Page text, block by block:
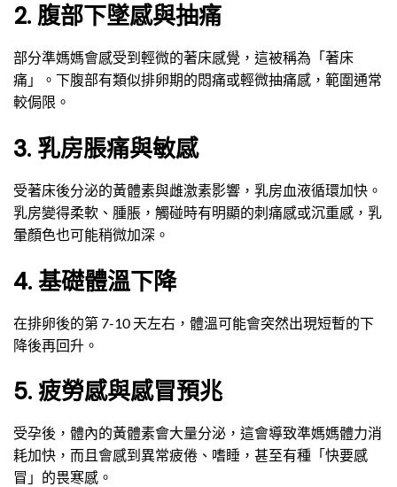
2. 腹部下墜感與抽痛
部分準媽媽會感受到輕微的著床感覺，這被稱為「著床
痛」。下腹部有類似排卵期的悶痛或輕微抽痛感，範圍通常
較侷限。
3. 乳房脹痛與敏感
受著床後分泌的黃體素與雌激素影響，乳房血液循環加快。
乳房變得柔軟、腫脹，觸碰時有明顯的刺痛感或沉重感，乳
暈顏色也可能稍微加深。
4. 基礎體溫下降
在排卵後的第 7-10 天左右，體溫可能會突然出現短暫的下
降後再回升。
5. 疲勞感與感冒預兆
受孕後，體內的黃體素會大量分泌，這會導致準媽媽體力消
耗加快，而且會感到異常疲倦、嗜睡，甚至有種「快要感
冒」的畏寒感。